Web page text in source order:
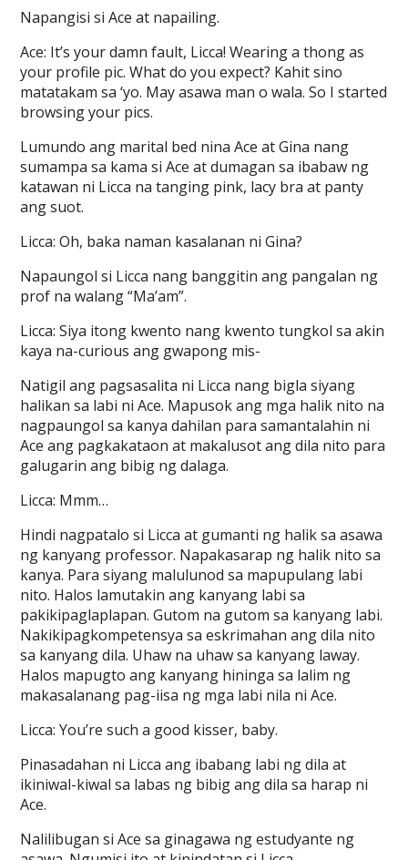
Napangisi si Ace at napailing.
Ace: It’s your damn fault, Licca! Wearing a thong as
your profile pic. What do you expect? Kahit sino
matatakam sa ‘yo. May asawa man o wala. So I started
browsing your pics.
Lumundo ang marital bed nina Ace at Gina nang
sumampa sa kama si Ace at dumagan sa ibabaw ng
katawan ni Licca na tanging pink, lacy bra at panty
ang suot.
Licca: Oh, baka naman kasalanan ni Gina?
Napaungol si Licca nang banggitin ang pangalan ng
prof na walang “Ma’am”.
Licca: Siya itong kwento nang kwento tungkol sa akin
kaya na-curious ang gwapong mis-
Natigil ang pagsasalita ni Licca nang bigla siyang
halikan sa labi ni Ace. Mapusok ang mga halik nito na
nagpaungol sa kanya dahilan para samantalahin ni
Ace ang pagkakataon at makalusot ang dila nito para
galugarin ang bibig ng dalaga.
Licca: Mmm…
Hindi nagpatalo si Licca at gumanti ng halik sa asawa
ng kanyang professor. Napakasarap ng halik nito sa
kanya. Para siyang malulunod sa mapupulang labi
nito. Halos lamutakin ang kanyang labi sa
pakikipaglaplapan. Gutom na gutom sa kanyang labi.
Nakikipagkompetensya sa eskrimahan ang dila nito
sa kanyang dila. Uhaw na uhaw sa kanyang laway.
Halos mapugto ang kanyang hininga sa lalim ng
makasalanang pag-iisa ng mga labi nila ni Ace.
Licca: You’re such a good kisser, baby.
Pinasadahan ni Licca ang ibabang labi ng dila at
ikiniwal-kiwal sa labas ng bibig ang dila sa harap ni
Ace.
Nalilibugan si Ace sa ginagawa ng estudyante ng